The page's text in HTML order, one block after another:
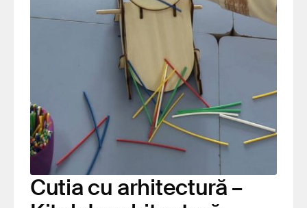
Cutia cu arhitectură –